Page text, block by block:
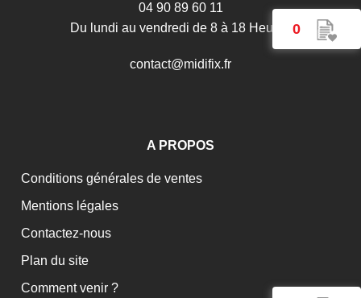
0
04 90 89 60 11
Du lundi au vendredi de 8 à 18 Heures
contact@midifix.fr
A PROPOS
Conditions générales de ventes
Mentions légales
Contactez-nous
Plan du site
Comment venir ?